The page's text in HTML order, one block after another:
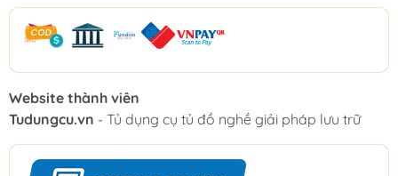
Website thành viên
Tudungcu.vn - Tủ dụng cụ tủ đồ nghề giải pháp lưu trữ